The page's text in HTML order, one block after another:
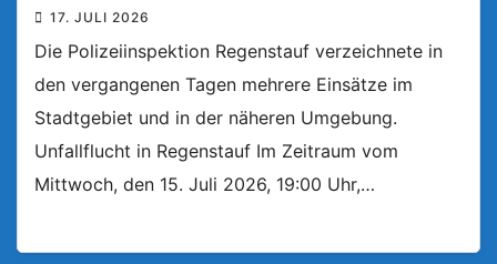
17. JULI 2026
Die Polizeiinspektion Regenstauf verzeichnete in
den vergangenen Tagen mehrere Einsätze im
Stadtgebiet und in der näheren Umgebung.
Unfallflucht in Regenstauf Im Zeitraum vom
Mittwoch, den 15. Juli 2026, 19:00 Uhr,…